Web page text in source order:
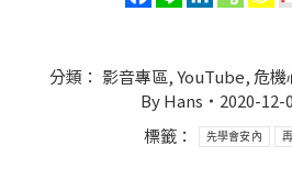
分類： 影音專區,YouTube,危機
ByHans 2020-12-
標籤：
先學會安內